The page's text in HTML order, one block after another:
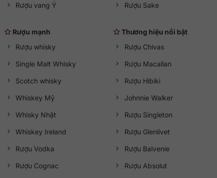
Rượu vang Ý Rượu Sake
Rượu mạnh
Rượu whisky
Single Malt Whisky
Scotch whisky
Whiskey Mỹ
Whisky Nhật
Whiskey Ireland
Rượu Vodka
Rượu Cognac
Thương hiệu nổi bật
Rượu Chivas
Rượu Macallan
Rượu Hibiki
Johnnie Walker
Rượu Singleton
Rượu Glenlivet
Rượu Balvenie
Rượu Absolut